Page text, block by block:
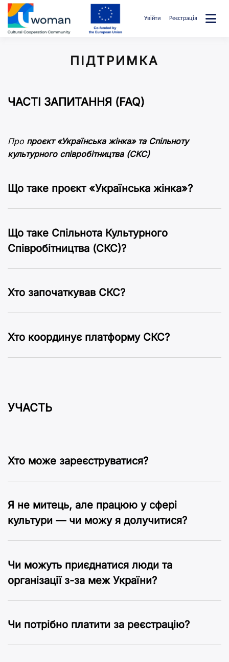
Перейти
до
вмісту
Увійти Реєстрація
ПІДТРИМКА
ЧАСТІ ЗАПИТАННЯ (FAQ)
Про проєкт «Українська жінка» та Спільноту
культурного співробітництва (CKC)
Що таке проєкт «Українська жінка»?
Що таке Спільнота Культурного
Співробітництва (СКС)?
Хто започаткував СКС?
Хто координує платформу СКС?
УЧАСТЬ
Хто може зареєструватися?
Я не митець, але працюю у сфері
культури — чи можу я долучитися?
Чи можуть приєднатися люди та
організації з-за меж України?
Чи потрібно платити за реєстрацію?